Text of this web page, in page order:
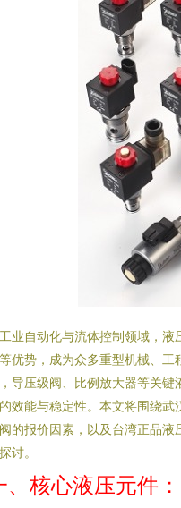
业自动化与流体控制领域，
优势，成为众多重型机械、
导压级阀、比例放大器等关
效能与稳定性。本文将围绕
的报价因素，以及台湾正品
讨。
、核心液压元件